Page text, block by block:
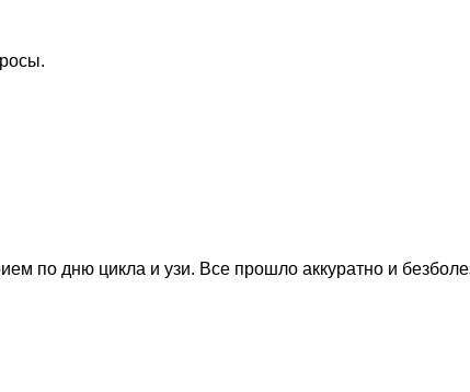
по дню цикла и узи. Все прошло аккуратно и